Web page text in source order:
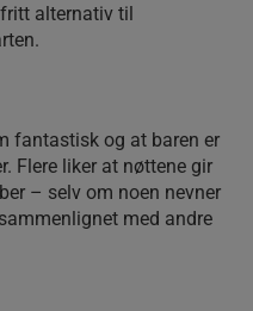
alternativ til
fantastisk og at baren er
Flere liker at nøttene gir
– selv om noen nevner
med andre